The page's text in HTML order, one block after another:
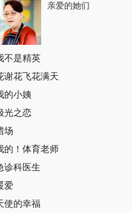
亲爱的她们
不是精英
谢花飞花满天
的小姨
光之恋
场
的！体育老师
诊科医生
爱
使的幸福